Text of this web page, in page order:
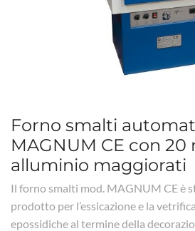
Forno smalti
MAGNUM CE con 20
alluminio maggiorati
Il forno smalti mod. MAGNUM CE è
prodotto per l’essicazione e la
epossidiche al termine della